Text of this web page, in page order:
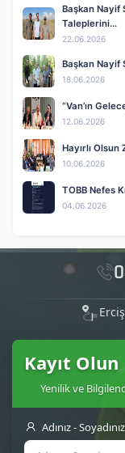
Başkan Nayif
Taleplerini…
22.06.2026
Başkan Nayif
18.06.2026
“Van’ın
12.06.2026
Hayırlı Olsun
10.06.2026
TOBB Nefes
04.06.2026
Kayıt Olun
Yenilik ve
Adınız - Soyadınız